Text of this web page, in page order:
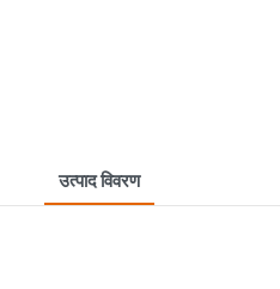
उत्पाद विवरण